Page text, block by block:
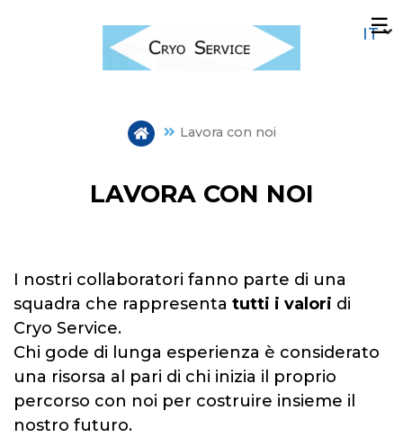
☰
Lavora con noi
LAVORA CON NOI
I nostri collaboratori fanno parte di una
squadra che rappresenta tutti i valori di
Cryo Service.
Chi gode di lunga esperienza è considerato
una risorsa al pari di chi inizia il proprio
percorso con noi per costruire insieme il
nostro futuro.